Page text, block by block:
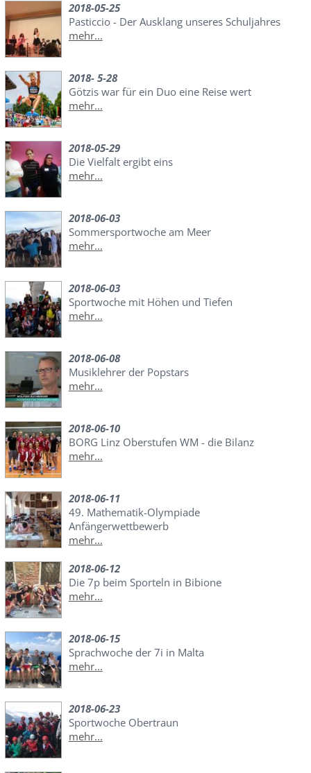
2018-05-25
Pasticcio - Der Ausklang unseres Schuljahres
mehr...
2018- 5-28
Götzis war für ein Duo eine Reise wert
mehr...
2018-05-29
Die Vielfalt ergibt eins
mehr...
2018-06-03
Sommersportwoche am Meer
mehr...
2018-06-03
Sportwoche mit Höhen und Tiefen
mehr...
2018-06-08
Musiklehrer der Popstars
mehr...
2018-06-10
BORG Linz Oberstufen WM - die Bilanz
mehr...
2018-06-11
49. Mathematik-Olympiade
Anfängerwettbewerb
mehr...
2018-06-12
Die 7p beim Sporteln in Bibione
mehr...
2018-06-15
Sprachwoche der 7i in Malta
mehr...
2018-06-23
Sportwoche Obertraun
mehr...